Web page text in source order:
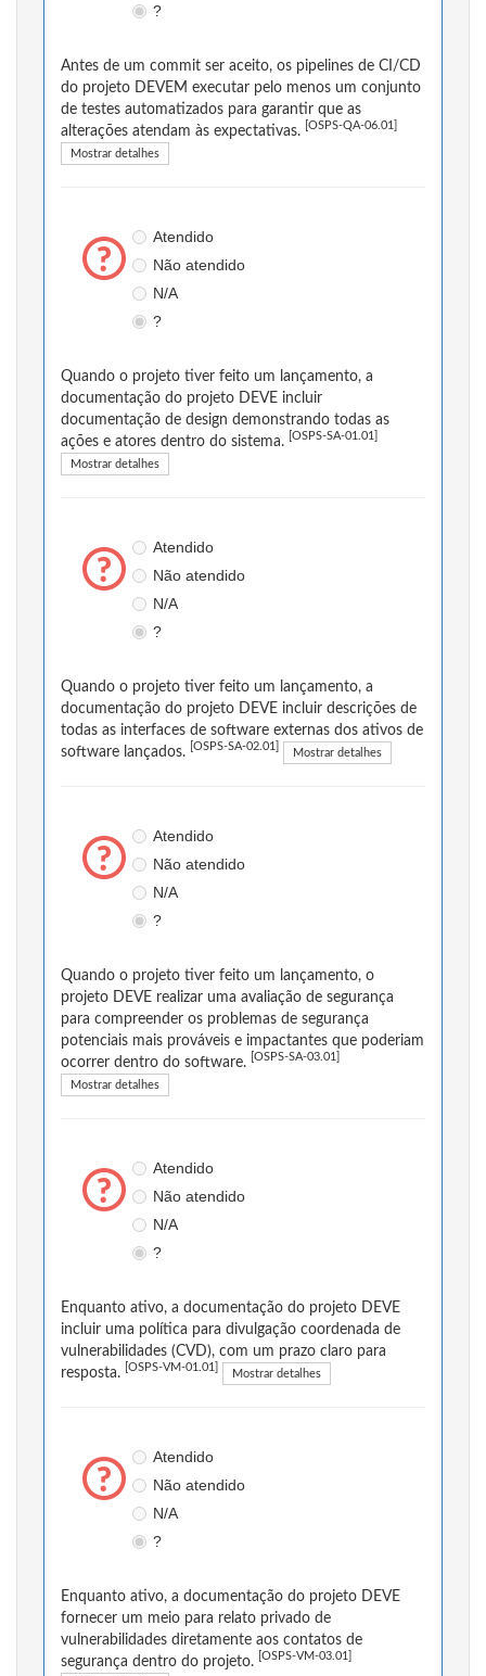
?
Antes de um commit ser aceito, os pipelines de CI/CD
do projeto DEVEM executar pelo menos um conjunto
de testes automatizados para garantir que as
alterações atendam às expectativas.
[OSPS-QA-06.01]
Mostrar detalhes
Atendido
Não atendido
N/A
?
Quando o projeto tiver feito um lançamento, a
documentação do projeto DEVE incluir
documentação de design demonstrando todas as
ações e atores dentro do sistema.
[OSPS-SA-01.01]
Mostrar detalhes
Atendido
Não atendido
N/A
?
Quando o projeto tiver feito um lançamento, a
documentação do projeto DEVE incluir descrições de
todas as interfaces de software externas dos ativos de
software lançados.
[OSPS-SA-02.01] Mostrar detalhes
Atendido
Não atendido
N/A
?
Quando o projeto tiver feito um lançamento, o
projeto DEVE realizar uma avaliação de segurança
para compreender os problemas de segurança
potenciais mais prováveis e impactantes que poderiam
ocorrer dentro do software.
[OSPS-SA-03.01]
Mostrar detalhes
Atendido
Não atendido
N/A
?
Enquanto ativo, a documentação do projeto DEVE
incluir uma política para divulgação coordenada de
vulnerabilidades (CVD), com um prazo claro para
resposta.
[OSPS-VM-01.01] Mostrar detalhes
Atendido
Não atendido
N/A
?
Enquanto ativo, a documentação do projeto DEVE
fornecer um meio para relato privado de
vulnerabilidades diretamente aos contatos de
segurança dentro do projeto.
[OSPS-VM-03.01]